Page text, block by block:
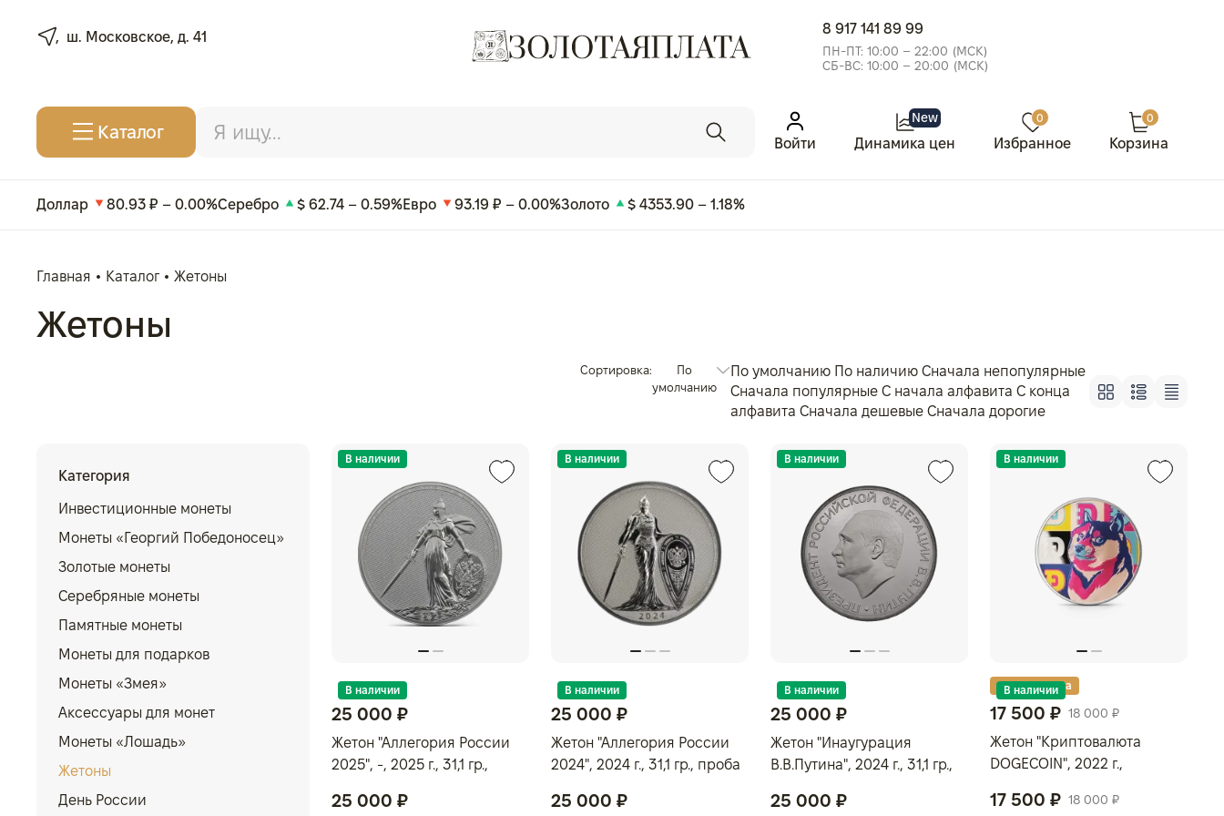
ш. Московское, д. 41 8 917 141 89 99
ПН-ПТ: 10:00 – 22:00 (МСК)
СБ-ВС: 10:00 – 20:00 (МСК)
Каталог
Войти
New
Динамика цен
0
Избранное
0
Корзина
Доллар 80.93 ₽ – 0.00%Серебро $ 62.74 – 0.59%Евро 93.19 ₽ – 0.00%Золото $ 4353.90 – 1.18%
Главная Каталог Жетоны
Жетоны
Сортировка:
По
умолчанию
По умолчанию По наличию Сначала непопулярные
Сначала популярные С начала алфавита С конца
алфавита Сначала дешевые Сначала дорогие
Категория
Инвестиционные монеты
Монеты «Георгий Победоносец»
Золотые монеты
Серебряные монеты
Памятные монеты
Монеты для подарков
Монеты «Змея»
Аксессуары для монет
Монеты «Лошадь»
Жетоны
День России
В наличии
В наличии
25 000 ₽
Жетон "Аллегория России
2025", -, 2025 г., 31,1 гр.,
25 000 ₽
В наличии
В наличии
25 000 ₽
Жетон "Аллегория России
2024", 2024 г., 31,1 гр., проба
25 000 ₽
В наличии
В наличии
25 000 ₽
Жетон "Инаугурация
В.В.Путина", 2024 г., 31,1 гр.,
25 000 ₽
В наличии
Золотая карта
В наличии
17 500 ₽ 18 000 ₽
Жетон "Криптовалюта
DOGECOIN", 2022 г.,
17 500 ₽ 18 000 ₽